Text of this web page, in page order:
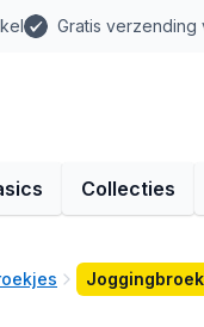
Gratis verzending
Collecties